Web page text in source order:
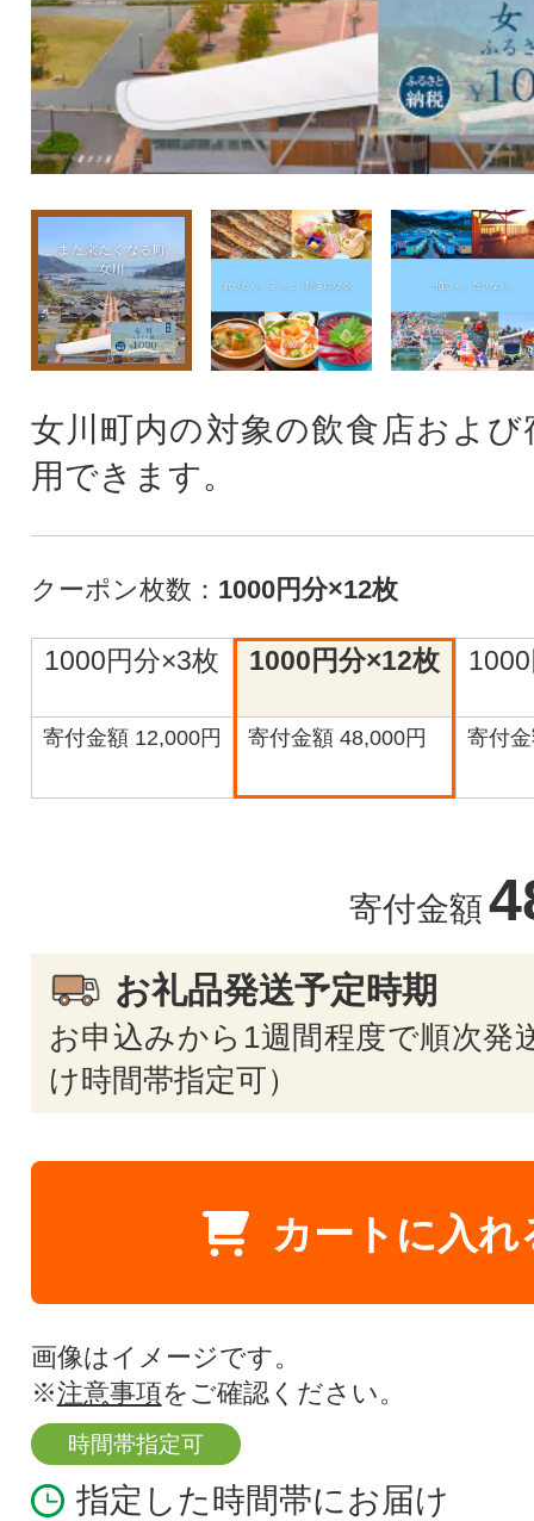
女川町内の対象の飲食店および
用できます。
クーポン枚数： 1000円分×12枚
1000円分×3枚
寄付金額 12,000円
1000円分×12枚
寄付金額 48,000円 寄付
寄付金額
お礼品発送予定時期
お申込みから1週間程度で順次発
け時間帯指定可）
カートに入れ
画像はイメージです。
※注意事項をご確認ください。
時間帯指定可
指定した時間帯にお届け